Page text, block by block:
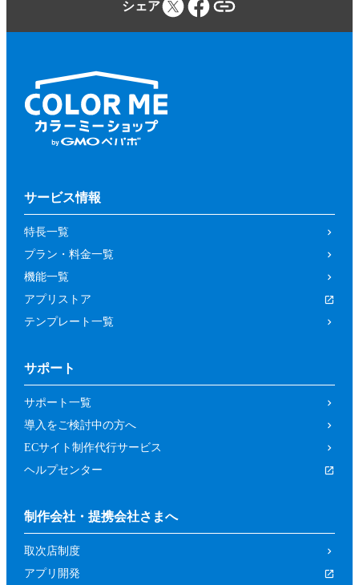
シェア
サービス情報
特長一覧
プラン・料金一覧
機能一覧
アプリストア
テンプレート一覧
サポート
サポート一覧
導入をご検討中の方へ
ECサイト制作代行サービス
ヘルプセンター
制作会社・提携会社さまへ
取次店制度
アプリ開発